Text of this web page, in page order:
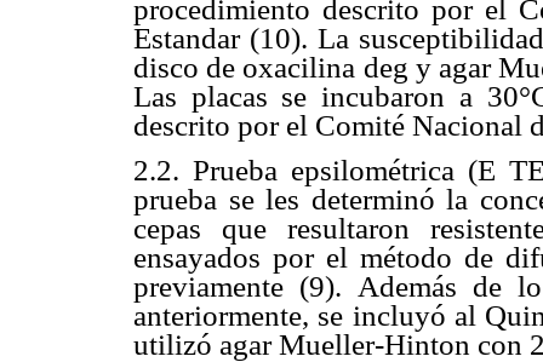
procedimiento descrito por el
Estandar (10). La
disco de oxacilina deg y agar
Las placas se incubaron a
descrito por el Comité Nacional
2.2. Prueba epsilométrica (E
prueba se les determinó la
cepas que resultaron
ensayados por el método de
previamente (9). Además de
anteriormente, se incluyó al
utilizó agar Mueller-Hinton con